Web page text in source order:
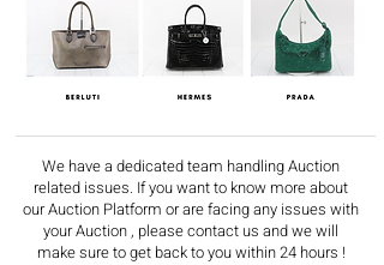
We have a dedicated team handling Auction
related issues. If you want to know more about
our Auction Platform or are facing any issues with
your Auction , please contact us and we will
make sure to get back to you within 24 hours !